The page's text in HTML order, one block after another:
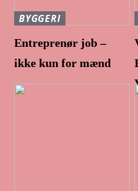
BYGGERI
Entreprenør job –
ikke kun for mænd